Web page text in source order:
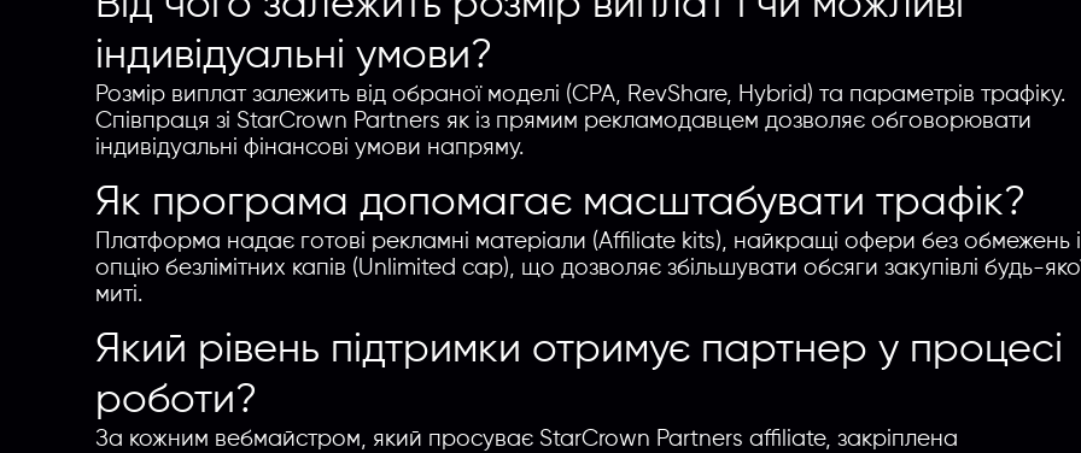
індивідуальні умови?
Розмір виплат залежить від обраної моделі (CPA, RevShare, Hybrid) та параметрів трафіку.
Співпраця зі StarCrown Partners як із прямим рекламодавцем дозволяє обговорювати
індивідуальні фінансові умови напряму.
Як програма допомагає масштабувати трафік?
Платформа надає готові рекламні матеріали (Affiliate kits), найкращі офери без обмежень і
опцію безлімітних капів (Unlimited cap), що дозволяє збільшувати обсяги закупівлі будь-
миті.
Який рівень підтримки отримує партнер у процесі
роботи?
За кожним вебмайстром, який просуває StarCrown Partners affiliate, закріплена